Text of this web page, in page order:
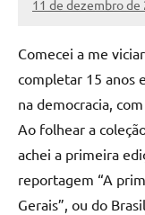
11 de dezembro de
Assessoria
Comecei a me
completar 15 anos
na democracia,
Ao folhear a
achei a primeira
reportagem “A
Gerais”, ou do